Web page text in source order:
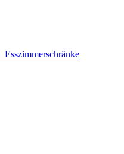
Esszimmerschränke